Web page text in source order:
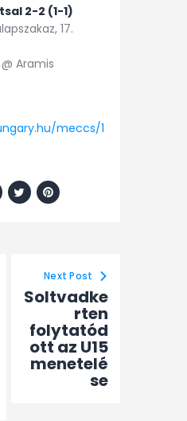
2-2 (1-1)
17.
@ Aramis
meccs/1
Next Post
Soltvadke
rten
folytatód
ott az U15
menetelé
se